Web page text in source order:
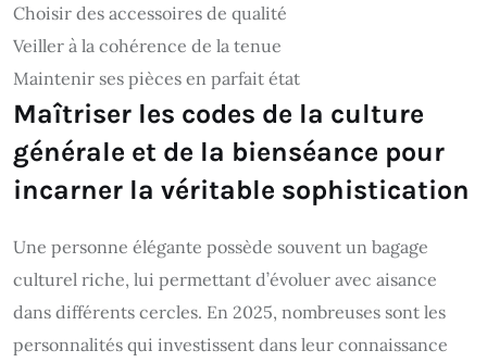
Choisir des accessoires de qualité
Veiller à la cohérence de la tenue
Maintenir ses pièces en parfait état
Maîtriser les codes de la culture
générale et de la bienséance pour
incarner la véritable sophistication
Une personne élégante possède souvent un bagage
culturel riche, lui permettant d’évoluer avec aisance
dans différents cercles. En 2025, nombreuses sont les
personnalités qui investissent dans leur connaissance